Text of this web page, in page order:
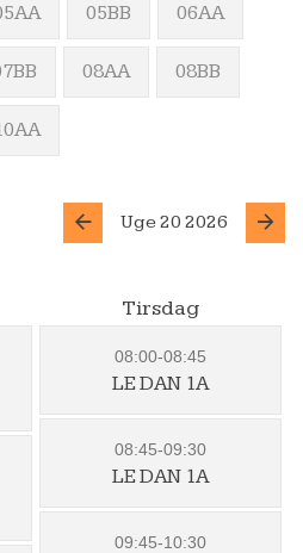
05BB 06AA
08AA 08BB
Uge 20 2026
Tirsdag
08:00-08:45
LE DAN 1A
08:45-09:30
LE DAN 1A
09:45-10:30